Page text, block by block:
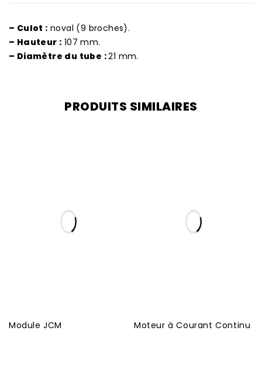
– Culot : noval (9 broches).
– Hauteur : 107 mm.
– Diamètre du tube :21 mm.
PRODUITS SIMILAIRES
Module JCM Moteur à Courant Continu